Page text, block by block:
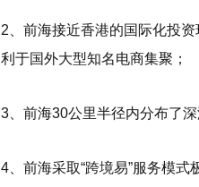
2、前海接近香港的国际化投
利于国外大型知名电商集聚；
3、前海30公里半径内分布了
4、前海采取“跨境易”服务模